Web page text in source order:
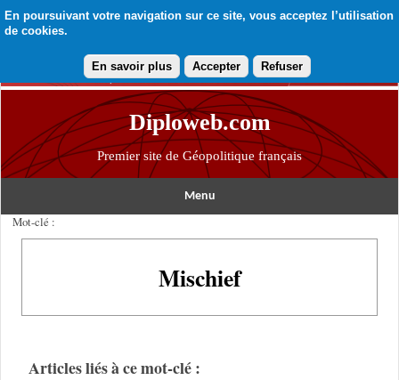
En poursuivant votre navigation sur ce site, vous acceptez l’utilisation
de cookies.
En savoir plus Accepter Refuser
Diploweb.com
Premier site de Géopolitique français
Menu
Mot-clé :
Mischief
Articles liés à ce mot-clé :